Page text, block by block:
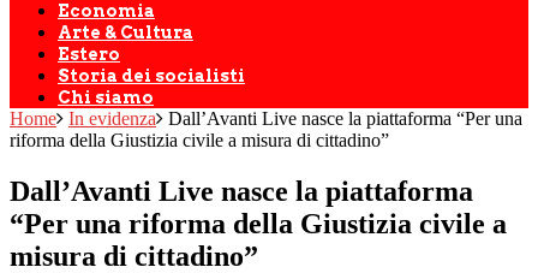
Economia
Arte & Cultura
Estero
Storia dei socialisti
Chi siamo
Home In evidenza
Dall’Avanti Live nasce la piattaforma “Per una
riforma della Giustizia civile a misura di cittadino”
Dall’Avanti Live nasce la piattaforma
“Per una riforma della Giustizia civile a
misura di cittadino”